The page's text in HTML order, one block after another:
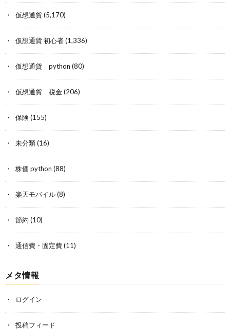
仮想通貨(5,170)
仮想通貨 初心者(1,336)
仮想通貨 python (80)
仮想通貨 税金(206)
保険(155)
未分類(16)
株価 python (88)
楽天モバイル(8)
節約 (10)
通信費・固定費(11)
メタ情報
ログイン
投稿フィード